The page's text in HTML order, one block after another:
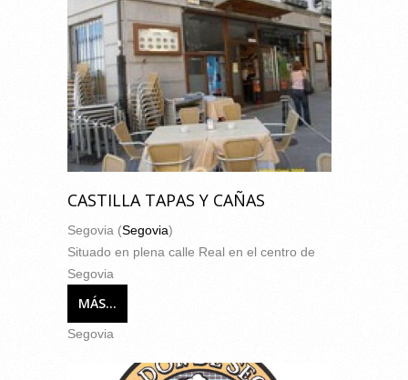
CASTILLA TAPAS Y CAÑAS
Segovia (Segovia)
Situado en plena calle Real en el centro de
Segovia
MÁS...
Segovia